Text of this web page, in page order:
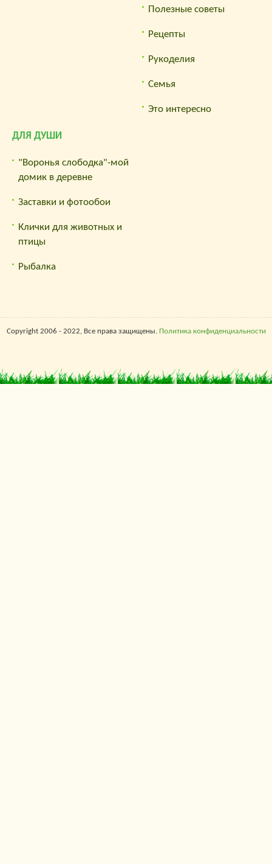
Полезные советы
Рецепты
Рукоделия
Семья
Это интересно
ДЛЯ ДУШИ
"Воронья слободка"-мой
домик в деревне
Заставки и фотообои
Клички для животных и
птицы
Рыбалка
Copyright 2006 - 2022, Все права защищены. Политика конфиденциальности